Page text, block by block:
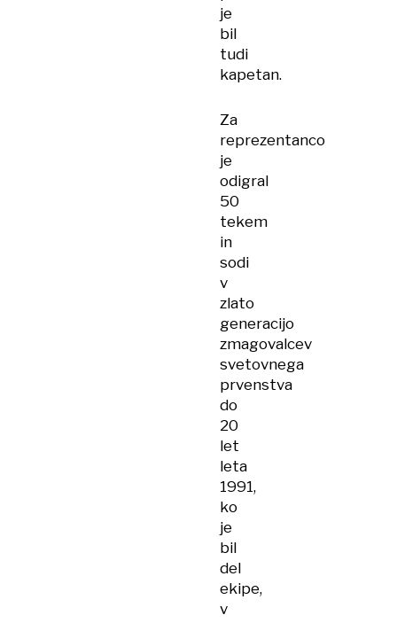
je
bil
tudi
kapetan.
Za
reprezentanco
je
odigral
50
tekem
in
sodi
v
zlato
generacijo
zmagovalcev
svetovnega
prvenstva
do
20
let
leta
1991,
ko
je
bil
del
ekipe,
v